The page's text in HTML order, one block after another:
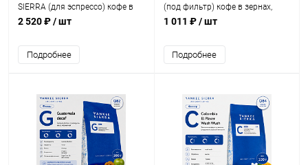
SIERRA (для эспрессо) кофе в
зернах, упак. 1 кг.
2 520 ₽/ шт
Подробнее
(под фильтр) кофе в зернах,
упак. 200 г.
1 011 ₽/ шт
Подробнее